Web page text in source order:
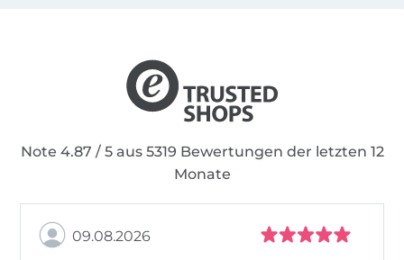
Note 4.87 / 5 aus 5319 Bewertungen der letzten 12
Monate
09.08.2026